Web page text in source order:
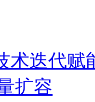
术迭代赋
扩容